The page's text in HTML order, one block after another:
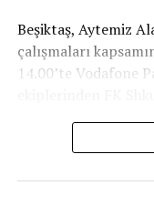
[Fotoğraf: DHA]
Milli Takımlar
Türker Oktay ise
“Olimpiyatlardan
Beşiktaş, Aytemiz
çalışmaları
14.00’te Vodafone